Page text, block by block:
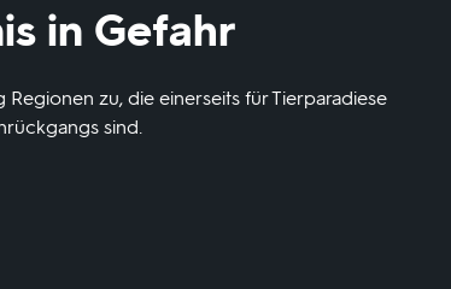
in Gefahr
zu, die einerseits für Tierparadiese
sind.